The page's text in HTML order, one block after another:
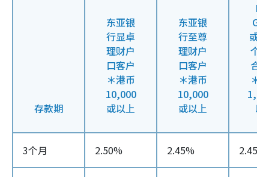
存款期
东亚银
行显卓
理财户
口客户
＊港币
10,000
或以上
东亚银
行至尊
理财户
口客户
＊港币
10,000
或以上
或
个
合
＊
以
3个月 2.50% 2.45% 2.45%